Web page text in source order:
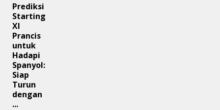
Prediksi
Starting
XI
Prancis
untuk
Hadapi
Spanyol:
Siap
Turun
dengan
...